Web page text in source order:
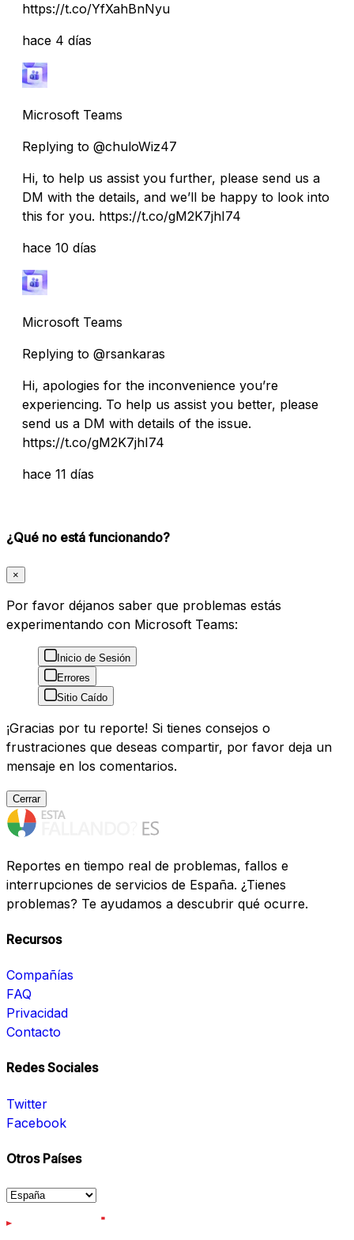
https://t.co/YfXahBnNyu
hace 4 días
Microsoft Teams
Replying to @chuloWiz47
Hi, to help us assist you further, please send us a
DM with the details, and we’ll be happy to look into
this for you. https://t.co/gM2K7jhI74
hace 10 días
Microsoft Teams
Replying to @rsankaras
Hi, apologies for the inconvenience you’re
experiencing. To help us assist you better, please
send us a DM with details of the issue.
https://t.co/gM2K7jhI74
hace 11 días
¿Qué no está funcionando?
×
Por favor déjanos saber que problemas estás
experimentando con Microsoft Teams:
Inicio de Sesión
Errores
Sitio Caído
¡Gracias por tu reporte! Si tienes consejos o
frustraciones que deseas compartir, por favor deja un
mensaje en los comentarios.
Cerrar
Reportes en tiempo real de problemas, fallos e
interrupciones de servicios de España. ¿Tienes
problemas? Te ayudamos a descubrir qué ocurre.
Recursos
Compañías
FAQ
Privacidad
Contacto
Redes Sociales
Twitter
Facebook
Otros Países